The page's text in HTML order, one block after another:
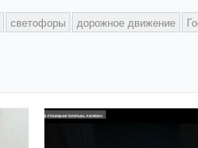
светофоры дорожное движение